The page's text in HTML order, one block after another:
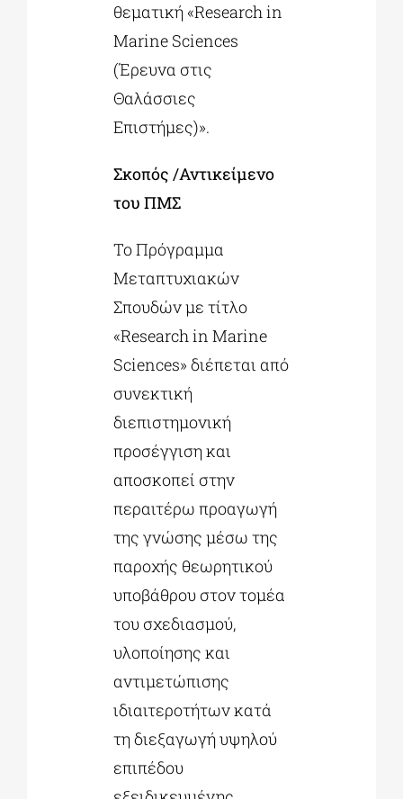
θεματική «Research in
Marine Sciences
(Έρευνα στις
Θαλάσσιες
Επιστήμες)».
Σκοπός /Αντικείμενο
του ΠΜΣ
Το Πρόγραμμα
Μεταπτυχιακών
Σπουδών με τίτλο
«Research in Marine
Sciences» διέπεται από
συνεκτική
διεπιστημονική
προσέγγιση και
αποσκοπεί στην
περαιτέρω προαγωγή
της γνώσης μέσω της
παροχής θεωρητικού
υποβάθρου στον τομέα
του σχεδιασμού,
υλοποίησης και
αντιμετώπισης
ιδιαιτεροτήτων κατά
τη διεξαγωγή υψηλού
επιπέδου